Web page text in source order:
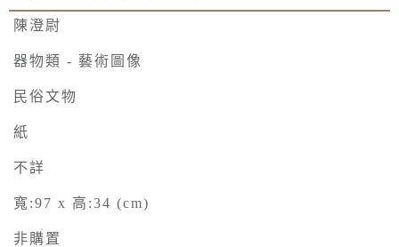
陳澄尉
器物類 - 藝術圖像
民俗文物
紙
不詳
寬:97 x 高:34 (cm)
非購置